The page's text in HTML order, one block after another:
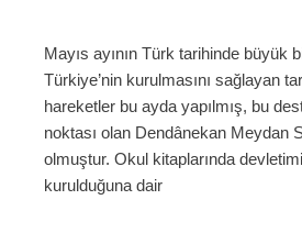
Mayıs ayının Türk tarihinde büyük
Türkiye’nin kurulmasını sağlayan
hareketler bu ayda yapılmış, bu
noktası olan Dendânekan Meydan
olmuştur. Okul kitaplarında
kurulduğuna dair